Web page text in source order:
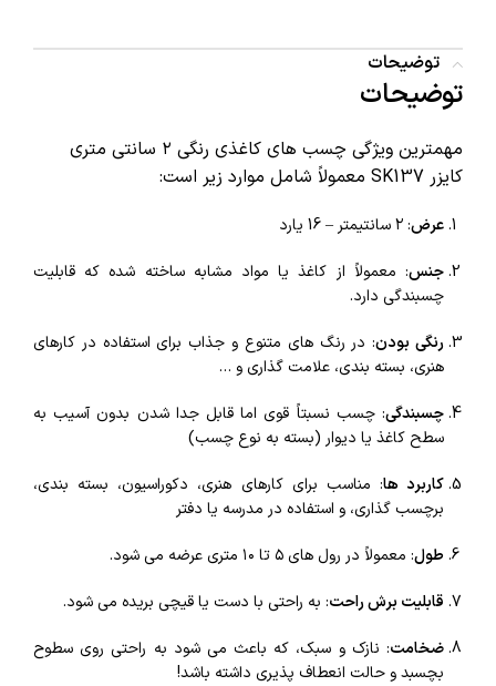
توضیحات
توضیحات
مهمترین ویژگی‌ چسب های کاغذی رنگی ۲ سانتی‌ متری
کایزر SK137 معمولاً شامل موارد زیر است:
عرض: ۲ سانتیمتر – 16 یارد
جنس: معمولاً از کاغذ یا مواد مشابه ساخته شده که قابلیت
چسبندگی دارد.
رنگی بودن: در رنگ‌ های متنوع و جذاب برای استفاده در کارهای
هنری، بسته‌ بندی، علامت‌ گذاری و …
چسبندگی: چسب نسبتاً قوی اما قابل جدا شدن بدون آسیب به
سطح کاغذ یا دیوار (بسته به نوع چسب)
کاربرد ها: مناسب برای کارهای هنری، دکوراسیون، بسته‌ بندی،
برچسب‌ گذاری، و استفاده در مدرسه یا دفتر
طول: معمولاً در رول‌ های ۵ تا ۱۰ متری عرضه می‌ شود.
قابلیت برش راحت: به راحتی با دست یا قیچی بریده می‌ شود.
ضخامت: نازک و سبک، که باعث می‌ شود به راحتی روی سطوح
بچسبد و حالت انعطاف‌ پذیری داشته باشد!